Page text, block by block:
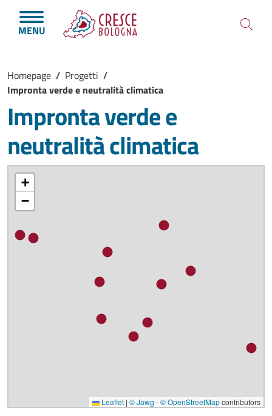
Salta al contenuto principale
Skip to footer content
MENU
Briciole di pane
Homepage / Progetti /
Impronta verde e neutralità climatica
Impronta verde e
neutralità climatica
+
−
Leaflet | © Jawg -© OpenStreetMapcontributors